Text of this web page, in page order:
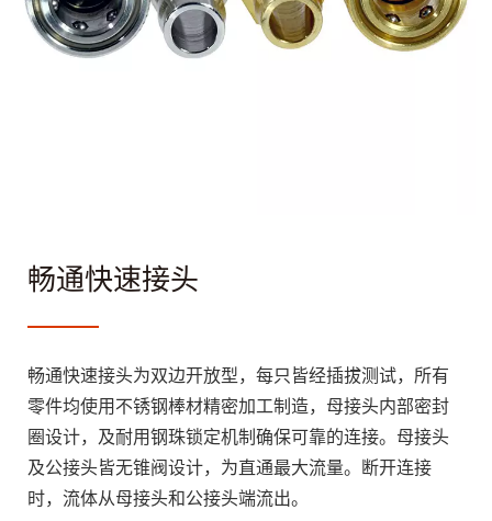
畅通快速接头
畅通快速接头为双边开放型，每只皆经插拔测试，所有
零件均使用不锈钢棒材精密加工制造，母接头内部密封
圈设计，及耐用钢珠锁定机制确保可靠的连接。母接头
及公接头皆无锥阀设计，为直通最大流量。断开连接
时，流体从母接头和公接头端流出。